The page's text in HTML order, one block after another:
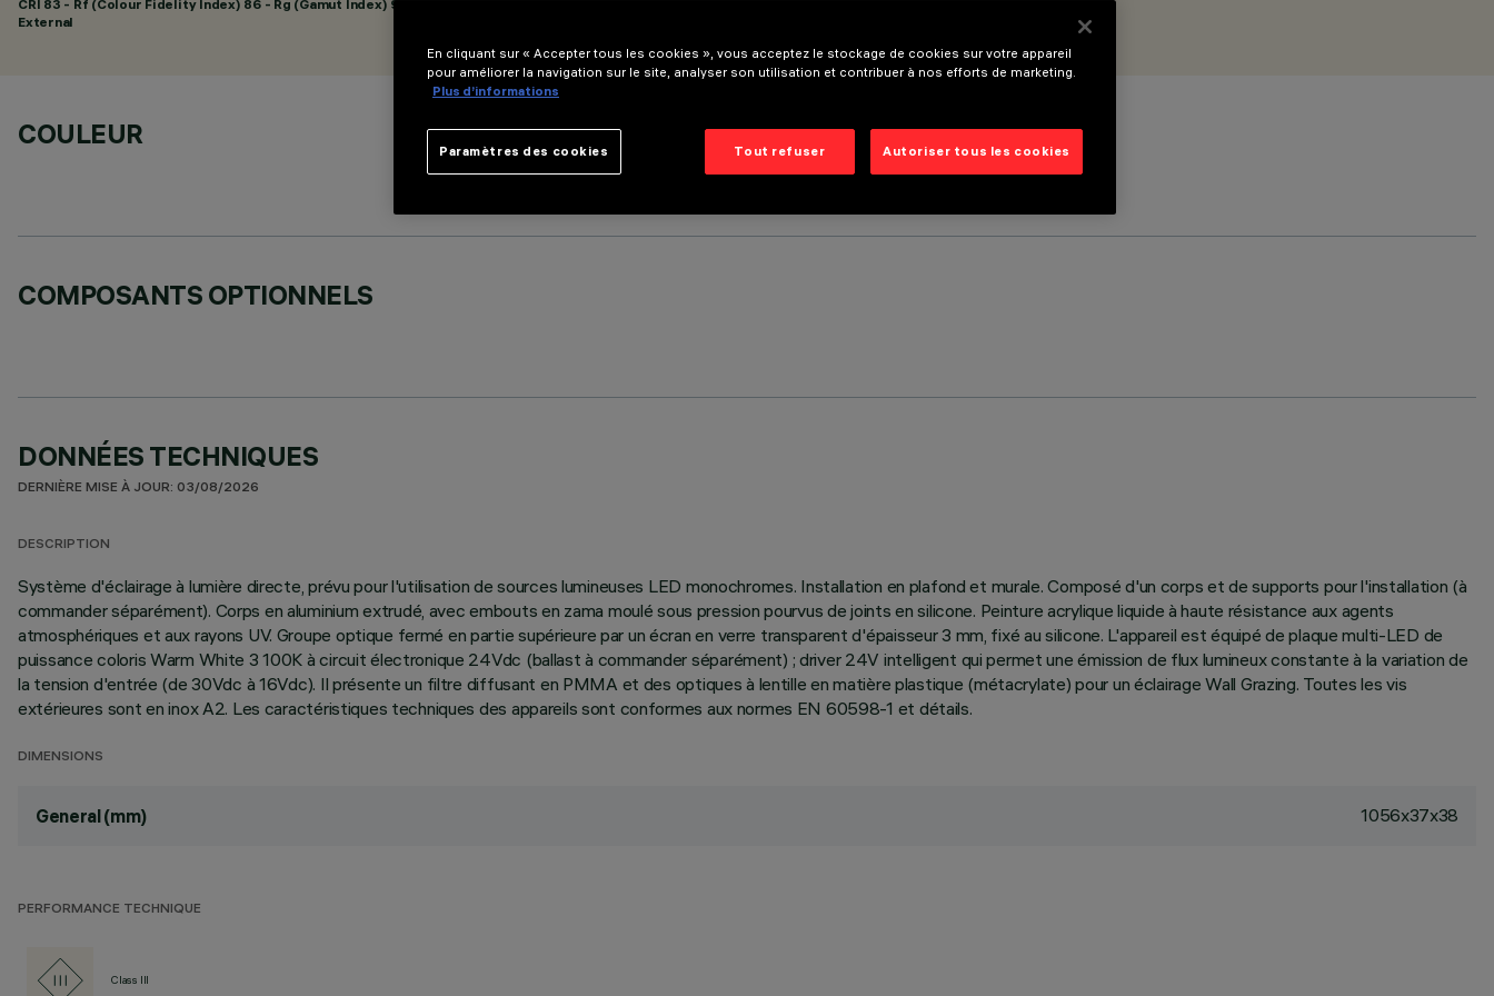
CRI 83 - Rf (Colour Fidelity Index) 86 - Rg (Gamut Index) 96
External
COULEUR
COMPOSANTS OPTIONNELS
DONNÉES TECHNIQUES
DERNIÈRE MISE À JOUR: 03/08/2026
DESCRIPTION
Système d'éclairage à lumière directe, prévu pour l'utilisation de sources lumineuses LED monochromes. Installation en plafond et murale. Composé d'un corps et de supports pour l'installation (à
commander séparément). Corps en aluminium extrudé, avec embouts en zama moulé sous pression pourvus de joints en silicone. Peinture acrylique liquide à haute résistance aux agents
atmosphériques et aux rayons UV. Groupe optique fermé en partie supérieure par un écran en verre transparent d'épaisseur 3 mm, fixé au silicone. L'appareil est équipé de plaque multi-LED de
puissance coloris Warm White 3 100K à circuit électronique 24Vdc (ballast à commander séparément) ; driver 24V intelligent qui permet une émission de flux lumineux constante à la variation de
la tension d'entrée (de 30Vdc à 16Vdc). Il présente un filtre diffusant en PMMA et des optiques à lentille en matière plastique (métacrylate) pour un éclairage Wall Grazing. Toutes les vis
extérieures sont en inox A2. Les caractéristiques techniques des appareils sont conformes aux normes EN 60598-1 et détails.
DIMENSIONS
General (mm) 1056x37x38
PERFORMANCE TECHNIQUE
Class III
En cliquant sur « Accepter tous les cookies », vous acceptez le stockage de cookies sur votre appareil
pour améliorer la navigation sur le site, analyser son utilisation et contribuer à nos efforts de marketing.
Plus d’informations
Tout refuser Autoriser tous les cookies
Paramètres des cookies